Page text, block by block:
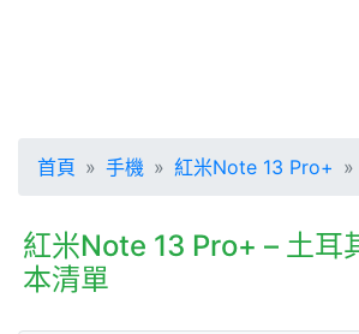
首頁 手機 紅米Note 13 Pro+
紅米Note 13 Pro+ – 土耳
本清單